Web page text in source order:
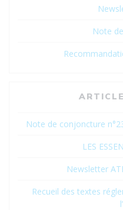
Note
Note de conjoncture
LES
Newsletter
Recueil des textes